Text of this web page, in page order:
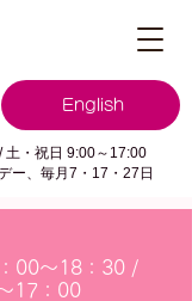
English
土・祝日 9:00～17:00
ー、毎月7・17・27日
00～18：30 /
17：00